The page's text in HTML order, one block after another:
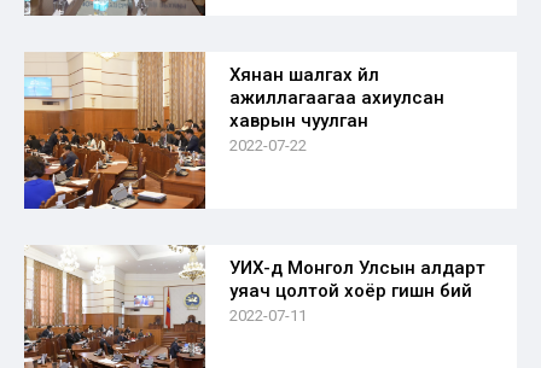
Хянан шалгах үйл
ажиллагаагаа ахиулсан
хаврын чуулган
2022-07-22
УИХ-д Монгол Улсын алдарт
уяач цолтой хоёр гишүүн бий
2022-07-11